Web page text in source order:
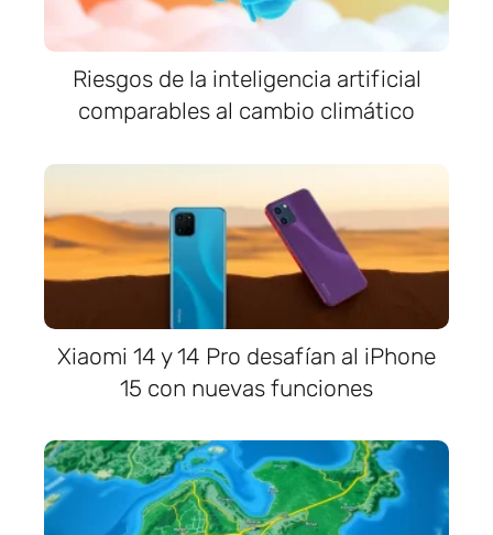
Riesgos de la inteligencia artificial
comparables al cambio climático
Xiaomi 14 y 14 Pro desafían al iPhone
15 con nuevas funciones